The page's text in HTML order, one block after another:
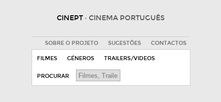
CINEPT · CINEMA PORTUGUÊS
SOBRE O PROJETO SUGESTÕES CONTACTOS
FILMES GÉNEROS TRAILERS/VIDEOS
PROCURAR